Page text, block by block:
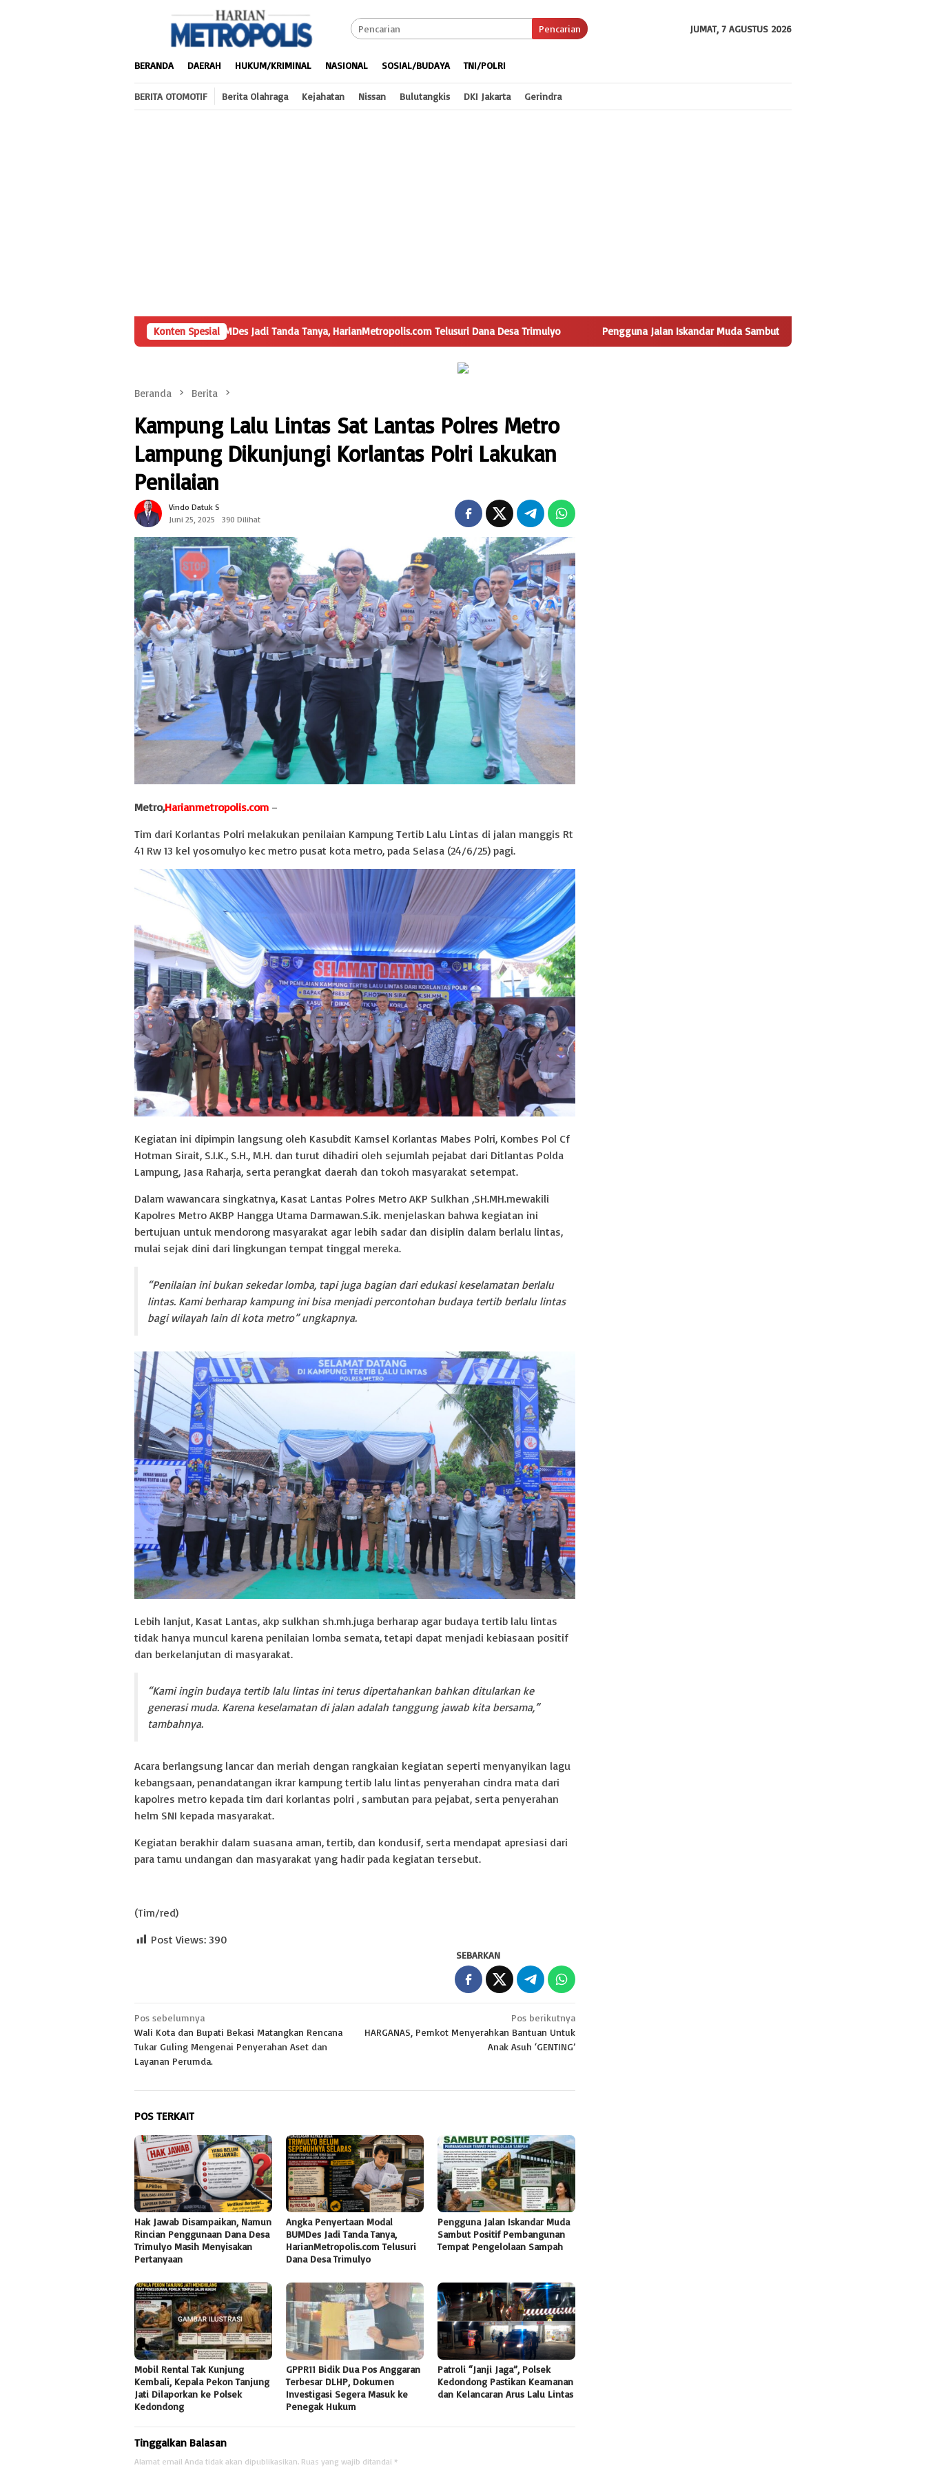
Pencarian JUMAT, 7 AGUSTUS 2026
BERANDA DAERAH HUKUM/KRIMINAL NASIONAL SOSIAL/BUDAYA TNI/POLRI
BERITA OTOMOTIF Berita Olahraga Kejahatan Nissan Bulutangkis DKI Jakarta Gerindra
Konten Spesial
Angka Penyertaan Modal BUMDes Jadi Tanda Tanya, HarianMetropolis.com Telusuri Dana Desa Trimulyo Pengguna Jalan Iskandar Muda Sambut Positif Pembangunan Tempat Pengelolaan
Beranda Berita
Kampung Lalu Lintas Sat Lantas Polres Metro
Lampung Dikunjungi Korlantas Polri Lakukan
Penilaian
Vindo Datuk S
Juni 25, 2025
390 Dilihat
Metro,Harianmetropolis.com –
Tim dari Korlantas Polri melakukan penilaian Kampung Tertib Lalu Lintas di jalan manggis Rt
41 Rw 13 kel yosomulyo kec metro pusat kota metro, pada Selasa (24/6/25) pagi.
Kegiatan ini dipimpin langsung oleh Kasubdit Kamsel Korlantas Mabes Polri, Kombes Pol Cf
Hotman Sirait, S.I.K., S.H., M.H. dan turut dihadiri oleh sejumlah pejabat dari Ditlantas Polda
Lampung, Jasa Raharja, serta perangkat daerah dan tokoh masyarakat setempat.
Dalam wawancara singkatnya, Kasat Lantas Polres Metro AKP Sulkhan ,SH.MH.mewakili
Kapolres Metro AKBP Hangga Utama Darmawan.S.ik. menjelaskan bahwa kegiatan ini
bertujuan untuk mendorong masyarakat agar lebih sadar dan disiplin dalam berlalu lintas,
mulai sejak dini dari lingkungan tempat tinggal mereka.
“Penilaian ini bukan sekedar lomba, tapi juga bagian dari edukasi keselamatan berlalu
lintas. Kami berharap kampung ini bisa menjadi percontohan budaya tertib berlalu lintas
bagi wilayah lain di kota metro” ungkapnya.
Lebih lanjut, Kasat Lantas, akp sulkhan sh.mh.juga berharap agar budaya tertib lalu lintas
tidak hanya muncul karena penilaian lomba semata, tetapi dapat menjadi kebiasaan positif
dan berkelanjutan di masyarakat.
“Kami ingin budaya tertib lalu lintas ini terus dipertahankan bahkan ditularkan ke
generasi muda. Karena keselamatan di jalan adalah tanggung jawab kita bersama,”
tambahnya.
Acara berlangsung lancar dan meriah dengan rangkaian kegiatan seperti menyanyikan lagu
kebangsaan, penandatangan ikrar kampung tertib lalu lintas penyerahan cindra mata dari
kapolres metro kepada tim dari korlantas polri , sambutan para pejabat, serta penyerahan
helm SNI kepada masyarakat.
Kegiatan berakhir dalam suasana aman, tertib, dan kondusif, serta mendapat apresiasi dari
para tamu undangan dan masyarakat yang hadir pada kegiatan tersebut.
(Tim/red)
Post Views: 390
SEBARKAN
Navigasi
pos
Pos sebelumnya
Wali Kota dan Bupati Bekasi Matangkan Rencana
Tukar Guling Mengenai Penyerahan Aset dan
Layanan Perumda.
Pos berikutnya
HARGANAS, Pemkot Menyerahkan Bantuan Untuk
Anak Asuh ‘GENTING’
POS TERKAIT
Hak Jawab Disampaikan, Namun
Rincian Penggunaan Dana Desa
Trimulyo Masih Menyisakan
Pertanyaan
Angka Penyertaan Modal
BUMDes Jadi Tanda Tanya,
HarianMetropolis.com Telusuri
Dana Desa Trimulyo
Pengguna Jalan Iskandar Muda
Sambut Positif Pembangunan
Tempat Pengelolaan Sampah
Mobil Rental Tak Kunjung
Kembali, Kepala Pekon Tanjung
Jati Dilaporkan ke Polsek
Kedondong
GPPR11 Bidik Dua Pos Anggaran
Terbesar DLHP, Dokumen
Investigasi Segera Masuk ke
Penegak Hukum
Patroli “Janji Jaga”, Polsek
Kedondong Pastikan Keamanan
dan Kelancaran Arus Lalu Lintas
Tinggalkan Balasan
Alamat email Anda tidak akan dipublikasikan. Ruas yang wajib ditandai *